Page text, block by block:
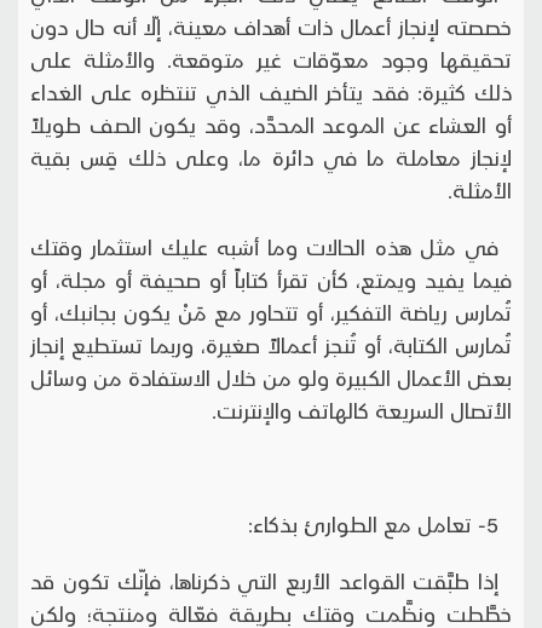
خصصته لإنجاز أعمال ذات أهداف معينة، إلّا أنه حال دون
تحقيقها وجود معوّقات غير متوقعة. والأمثلة على
ذلك كثيرة: فقد يتأخر الضيف الذي تنتظره على الغداء
أو العشاء عن الموعد المحدَّد، وقد يكون الصف طويلاً
لإنجاز معاملة ما في دائرة ما، وعلى ذلك قِس بقية
الأمثلة.
في مثل هذه الحالات وما أشبه عليك استثمار وقتك
فيما يفيد ويمتع، كأن تقرأ كتاباً أو صحيفة أو مجلة، أو
تُمارس رياضة التفكير، أو تتحاور مع مَنْ يكون بجانبك، أو
تُمارس الكتابة، أو تُنجز أعمالاً صغيرة، وربما تستطيع إنجاز
بعض الأعمال الكبيرة ولو من خلال الاستفادة من وسائل
الأتصال السريعة كالهاتف والإنترنت.
5- تعامل مع الطوارئ بذكاء:
إذا طبَّقت القواعد الأربع التي ذكرناها، فإنّك تكون قد
خطَّطت ونظَّمت وقتك بطريقة فعّالة ومنتجة؛ ولكن